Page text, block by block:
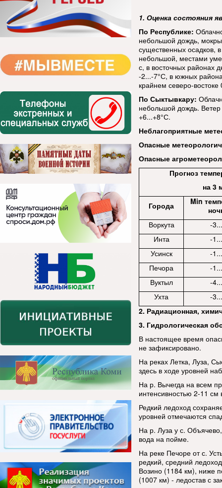
1. Оценка состояния
По Республике:
небольшой дождь,
существенных осадков,
небольшой, местами
с, в восточных районах
-2...-7°С, в южных
крайнем северо-востоке
По Сыктывкару:
небольшой дождь.
+6...+8°С.
Неблагоприятные
Опасные
Опасные
Прогноз
на 3
Города
Min
Воркута
-
Инта
-
Усинск
-
Печора
-
Вуктыл
-
Ухта
-
2. Радиационная,
3. Гидрологическая
В настоящее время
не зафиксировано.
На реках Летка, Луза,
здесь в ходе уровней
На р. Вычегда на всем
интенсивностью 2-11 см
Редкий ледоход
уровней отмечаются
На р. Луза у с.
вода на пойме.
На реке Печоре от с.
редкий, средний
Возино (1184 км), ниже
(1007 км) - ледостав с